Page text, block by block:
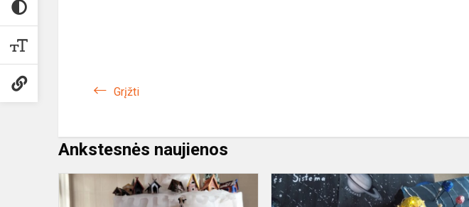
Grįžti
Ankstesnės naujienos
Kvietimas
pasidžiaugti